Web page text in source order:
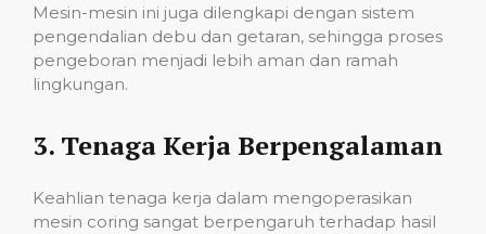
Mesin-mesin ini juga dilengkapi dengan sistem
pengendalian debu dan getaran, sehingga proses
pengeboran menjadi lebih aman dan ramah
lingkungan.
3. Tenaga Kerja Berpengalaman
Keahlian tenaga kerja dalam mengoperasikan
mesin coring sangat berpengaruh terhadap hasil